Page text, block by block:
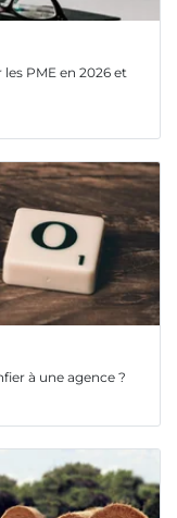
PME en 2026 et
à une agence ?